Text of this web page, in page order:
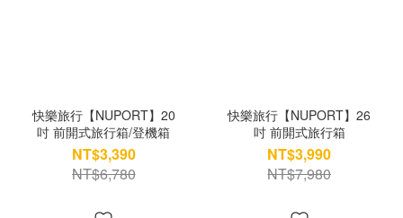
快樂旅行【NUPORT】20
吋 前開式旅行箱/登機箱
NT$3,390
NT$6,780
快樂旅行【NUPORT】26
吋 前開式旅行箱
NT$3,990
NT$7,980